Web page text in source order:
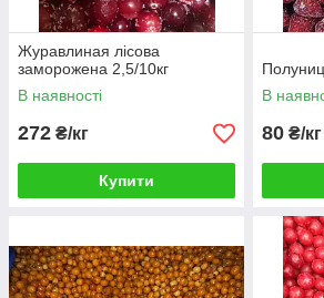
Журавлиная лісова
заморожена 2,5/10кг
В наявності
272 ₴/кг
Купити
В
80 ₴/кг